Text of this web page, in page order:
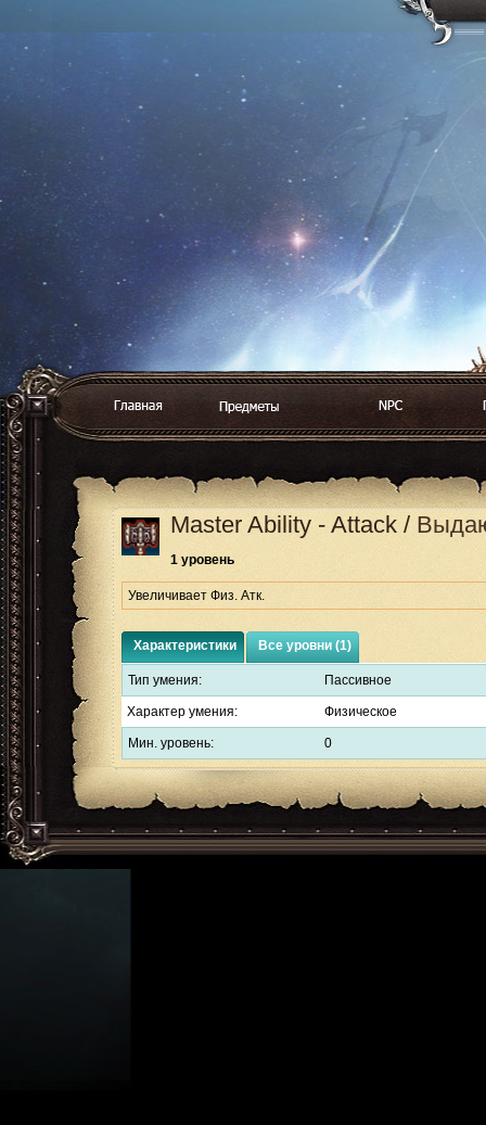
Master Ability - Attack /
1 уровень
Увеличивает Физ. Атк.
Характеристики Все уровни (1)
Тип умения: Пассивное
Характер умения: Физическое
Мин. уровень: 0